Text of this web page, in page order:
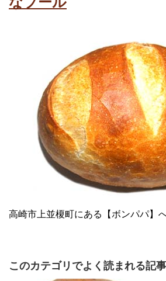
高崎市上並榎町にある【ボンパパ】
このカテゴリでよく読まれる記事